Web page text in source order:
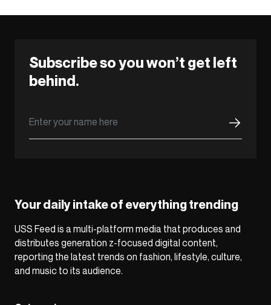
Subscribe so you won’t get left
behind.
Your daily intake of everything trending
USS Feed is a multi-platform media that produces and
distributes generation z-focused digital content,
reporting the latest trends on fashion, lifestyle, culture,
and music to its audience.